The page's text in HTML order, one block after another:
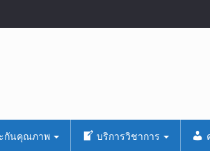
กันคุณภาพ บริการวิชาการ